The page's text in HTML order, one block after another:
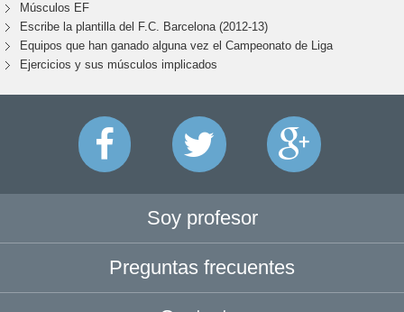
Músculos EF
Escribe la plantilla del F.C. Barcelona (2012-13)
Equipos que han ganado alguna vez el Campeonato de Liga
Ejercicios y sus músculos implicados
Soy profesor
Preguntas frecuentes